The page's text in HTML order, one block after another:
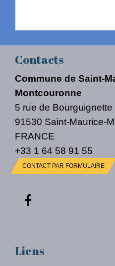
Contacts
Commune de Saint-
Montcouronne
5 rue de Bourguignette
91530 Saint-Maurice-
FRANCE
+33 1 64 58 91 55
CONTACT PAR FORMULAIRE
Liens